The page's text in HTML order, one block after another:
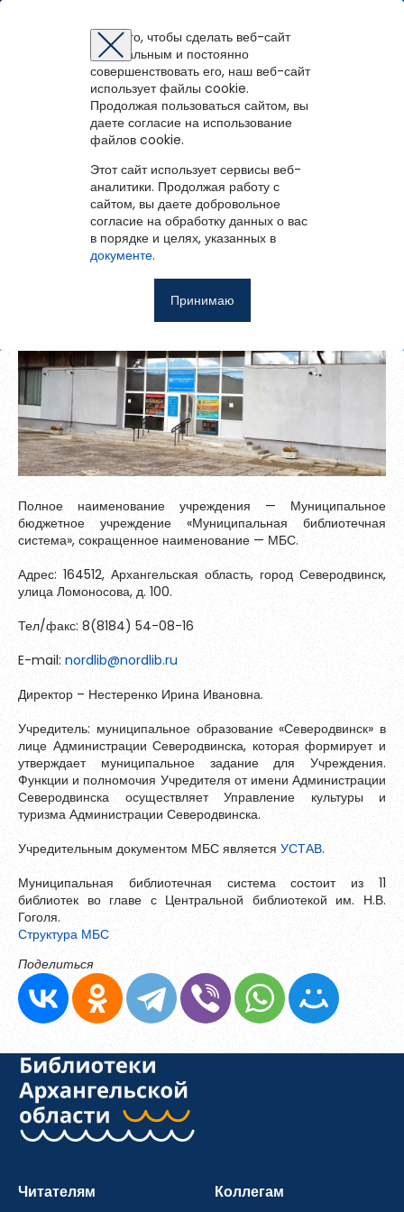
Северодвинск)
Вернуться назад
Общая информация о МБС
Муниципальная библиотечная система (г. Северодвинск)
Полное наименование учреждения — Муниципальное
бюджетное учреждение «Муниципальная библиотечная
система», сокращенное наименование — МБС.
Адрес: 164512, Архангельская область, город Северодвинск,
улица Ломоносова, д. 100.
Тел/факс: 8(8184) 54-08-16
E-mail: nordlib@nordlib.ru
Директор – Нестеренко Ирина Ивановна.
Учредитель: муниципальное образование «Северодвинск» в
лице Администрации Северодвинска, которая формирует и
утверждает муниципальное задание для Учреждения.
Функции и полномочия Учредителя от имени Администрации
Северодвинска осуществляет Управление культуры и
туризма Администрации Северодвинска.
Учредительным документом МБС является УСТАВ.
Муниципальная библиотечная система состоит из 11
библиотек во главе с Центральной библиотекой им. Н.В.
Гоголя.
Структура МБС
Поделиться
Читателям Коллегам
Для того, чтобы сделать веб-сайт
оптимальным и постоянно
совершенствовать его, наш веб-сайт
использует файлы cookie.
Продолжая пользоваться сайтом, вы
даете согласие на использование
файлов cookie.
Этот сайт использует сервисы веб-
аналитики. Продолжая работу с
сайтом, вы даете добровольное
согласие на обработку данных о вас
в порядке и целях, указанных в
документе.
Принимаю
Перейти на портал
Ещё
Фотоальбом
Общая информация о МБС
Авторизация
Для того чтобы получить доступ к полнотекстовым документам и
записям вебинаров необходимо авторизоваться.
Если у вас еще нет учетной записи,зарегистрируйтесь.
Запомнить меня
Восстановить пароль
Зарегистрироваться
Восстановление пароля
Восстановить пароль
Введите эл.почту, привязанную к профилю на портале. На
неё мы отправим ссылку для восстановления пароля.
Регистрация на портале
Зарегистрированные пользователи имеют доступ к
методическим рекомендациям, сценариям мероприятий,
библиографическим и другим полнотекстовым документам, а
также к записям вебинаров.
Пароль должен быть минимум 6 символов и содержать хотя
бы одну строчную букву, одну прописную букву, одну цифру
и один специальный символ.
Обновить
Я согласен на обработкуперсональных данных
Я согласен справилами использования материалов ,
размещённых на портале.
Зарегистрироваться
Уже зарегистрированы?
Ошибка регистрации.Перезагрузите
снова
Вы успешно зарегистрированы!
зарегистрироваться